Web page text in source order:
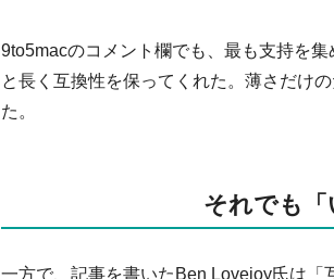
9to5macのコメント欄でも、最も支持を
と長く互換性を保ってくれた。薄さだけ
た。
それでも
一方で、記事を書いたBen Lovejoy氏は